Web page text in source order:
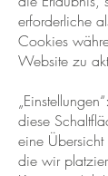
erforderliche
Cookies
Website zu
diese
eine
die wir